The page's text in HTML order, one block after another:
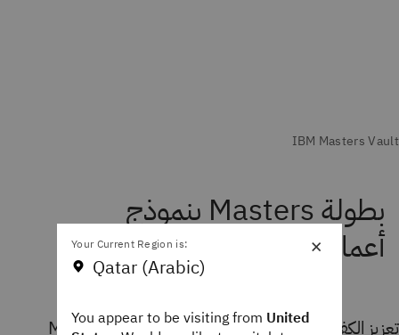
بطولة Masters بنموذج
أعمال أكثر ذكاءً
تعزيز الكفاءة والمرونة والابتكار لفريق Masters Digital
×
Your Current Region is:
Qatar (Arabic)
You appear to be visiting from United